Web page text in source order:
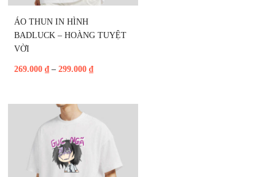
ÁO THUN IN HÌNH
BADLUCK – HOÀNG TUYỆT
VỜI
269.000 ₫ – 299.000 ₫